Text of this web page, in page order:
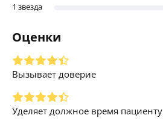
1 звезда
Оценки
Вызывает доверие
Уделяет должное время пациенту